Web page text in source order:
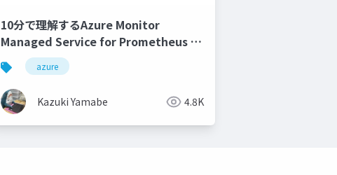
10分で理解するAzure Monitor
Managed Service for Prometheus &
Azure Managed Grafana
azure
Kazuki Yamabe 4.8K